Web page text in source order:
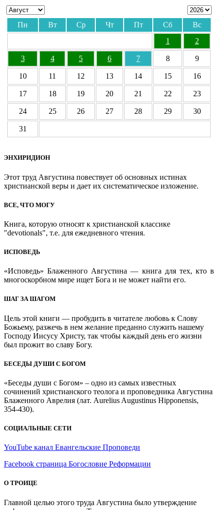
Пн Вт Ср Чт Пт Сб
Вс
1
2
3 4 5 6 7 8 9
10 11 12 13 14 15 16
17 18 19 20 21 22 23
24 25 26 27 28 29 30
31
ЭНХИРИДИОН
Этот труд Августина повествует об основных истинах
христианской веры и дает их систематическое изложение.
ВСЕ, ЧТО МОГУ
Книга, которую относят к христианской классике
"devotionals", т.е. для ежедневного чтения.
ИСПОВЕДЬ
«Исповедь» Блаженного Августина — книга для тех, кто в
многоскорбном мире ищет Бога и не может найти его.
ШАГ ЗА ШАГОМ
Цель этой книги — пробудить в читателе любовь к Слову
Божьему, разжечь в нем желание преданно служить нашему
Господу Иисусу Христу, так чтобы каждый день его жизни
был прожит во славу Богу.
БЕСЕДЫ ДУШИ С БОГОМ
«Беседы души с Богом» – одно из самых известных
сочинений христианского теолога и проповедника Августина
Блаженного Аврелия (лат. Aurelius Augustinus Hipponensis,
354-430).
СОЦИАЛЬНЫЕ СЕТИ
YouTube канал Евангельские Проповеди
Facebook страница Богословие Реформации
О ТРОИЦЕ
Главной целью этого труда Августина было утверждение